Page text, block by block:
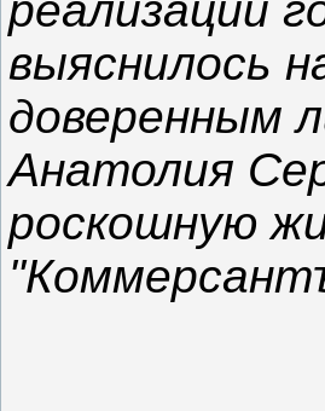
реализации
выяснилось
доверенным
Анатолия
роскошную